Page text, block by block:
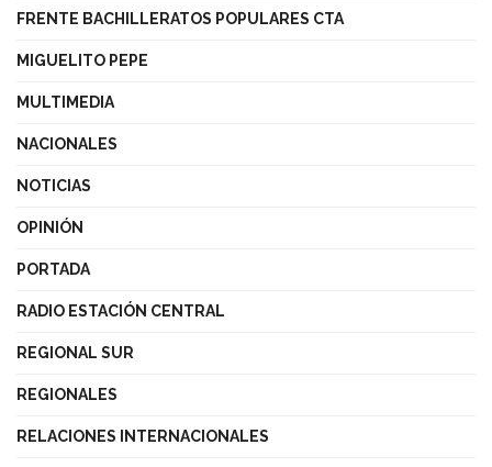
FRENTE BACHILLERATOS POPULARES CTA
MIGUELITO PEPE
MULTIMEDIA
NACIONALES
NOTICIAS
OPINIÓN
PORTADA
RADIO ESTACIÓN CENTRAL
REGIONAL SUR
REGIONALES
RELACIONES INTERNACIONALES